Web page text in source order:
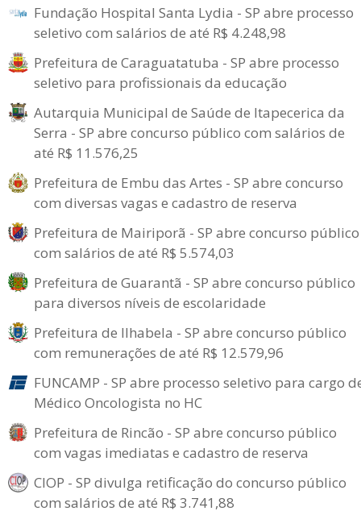
Fundação Hospital Santa Lydia - SP abre processo
seletivo com salários de até R$ 4.248,98
Prefeitura de Caraguatatuba - SP abre processo
seletivo para profissionais da educação
Autarquia Municipal de Saúde de Itapecerica da
Serra - SP abre concurso público com salários de
até R$ 11.576,25
Prefeitura de Embu das Artes - SP abre concurso
com diversas vagas e cadastro de reserva
Prefeitura de Mairiporã - SP abre concurso público
com salários de até R$ 5.574,03
Prefeitura de Guarantã - SP abre concurso público
para diversos níveis de escolaridade
Prefeitura de Ilhabela - SP abre concurso público
com remunerações de até R$ 12.579,96
FUNCAMP - SP abre processo seletivo para cargo
Médico Oncologista no HC
Prefeitura de Rincão - SP abre concurso público
com vagas imediatas e cadastro de reserva
CIOP - SP divulga retificação do concurso público
com salários de até R$ 3.741,88